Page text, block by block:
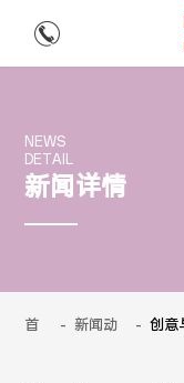
NEWS
DETAIL
新闻详情
首 - 新闻动 - 创意